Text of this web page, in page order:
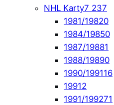
NHL Karty7 237
1981/19820
1984/19850
1987/19881
1988/19890
1990/199116
19912
1991/199271